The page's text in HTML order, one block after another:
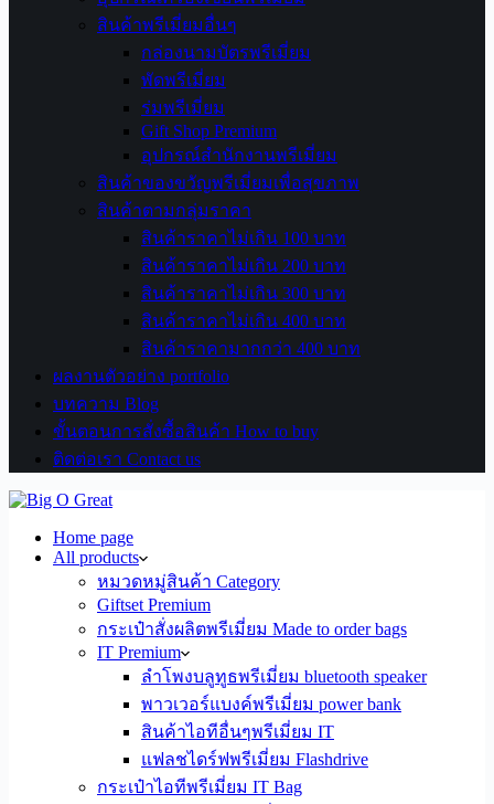
สินค้าพรีเมี่ยมอื่นๆ
กล่องนามบัตรพรีเมี่ยม
พัดพรีเมี่ยม
ร่มพรีเมี่ยม
Gift Shop Premium
อุปกรณ์สำนักงานพรีเมี่ยม
สินค้าของขวัญพรีเมี่ยมเพื่อสุขภาพ
สินค้าตามกลุ่มราคา
สินค้าราคาไม่เกิน 100 บาท
สินค้าราคาไม่เกิน 200 บาท
สินค้าราคาไม่เกิน 300 บาท
สินค้าราคาไม่เกิน 400 บาท
สินค้าราคามากกว่า 400 บาท
ผลงานตัวอย่าง portfolio
บทความ Blog
ขั้นตอนการสั่งซื้อสินค้า How to buy
ติดต่อเรา Contact us
Home page
All products
หมวดหมู่สินค้า Category
Giftset Premium
กระเป๋าสั่งผลิตพรีเมี่ยม Made to order bags
IT Premium
ลำโพงบลูทูธพรีเมี่ยม bluetooth speaker
พาวเวอร์แบงค์พรีเมี่ยม power bank
สินค้าไอทีอื่นๆพรีเมี่ยม IT
แฟลชไดร์ฟพรีเมี่ยม Flashdrive
กระเป๋าไอทีพรีเมี่ยม IT Bag